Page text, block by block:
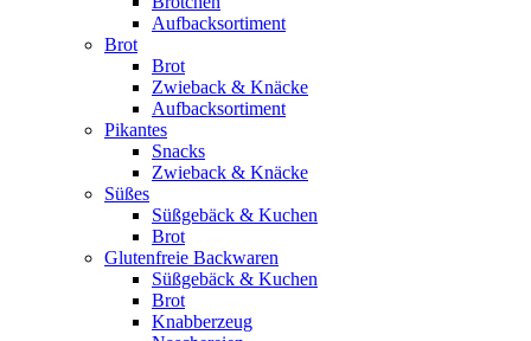
Aufbacksortiment
Brot
Brot
Zwieback & Knäcke
Aufbacksortiment
Pikantes
Snacks
Zwieback & Knäcke
Süßes
Süßgebäck & Kuchen
Brot
Glutenfreie Backwaren
Süßgebäck & Kuchen
Brot
Knabberzeug